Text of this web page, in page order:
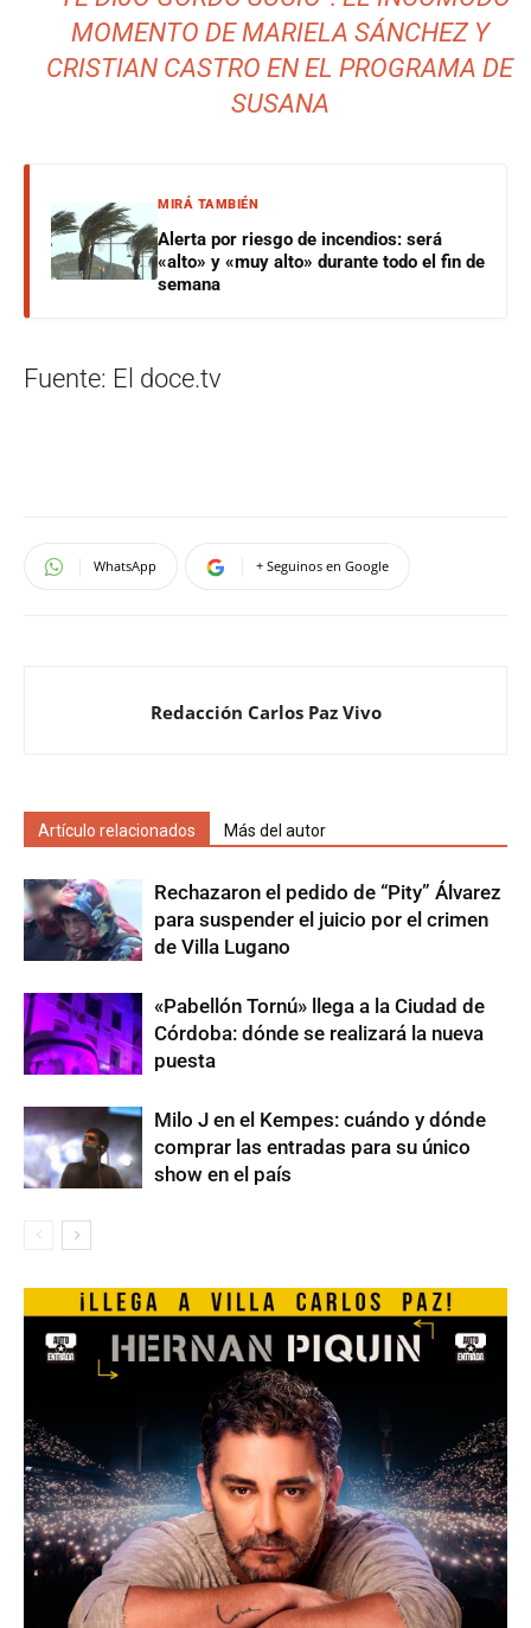
MOMENTO DE MARIELA SÁNCHEZ Y
CRISTIAN CASTRO EN EL PROGRAMA DE
SUSANA
MIRÁ TAMBIÉN
Alerta por riesgo de incendios: será
«alto» y «muy alto» durante todo el fin de
semana
Fuente: El doce.tv
WhatsApp + Seguinos en Google
Redacción Carlos Paz Vivo
Artículo relacionados Más del autor
Rechazaron el pedido de “Pity” Álvarez
para suspender el juicio por el crimen
de Villa Lugano
«Pabellón Tornú» llega a la Ciudad de
Córdoba: dónde se realizará la nueva
puesta
Milo J en el Kempes: cuándo y dónde
comprar las entradas para su único
show en el país